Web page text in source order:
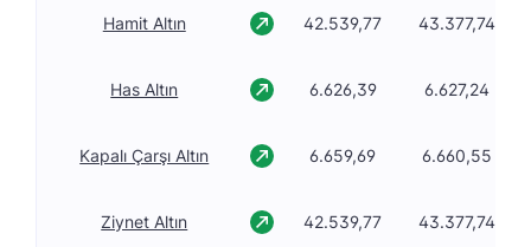
Hamit Altın 42.539,77 43.377,74
Has Altın 6.626,39 6.627,24
Kapalı Çarşı Altın 6.659,69 6.660,55
Ziynet Altın 42.539,77 43.377,74